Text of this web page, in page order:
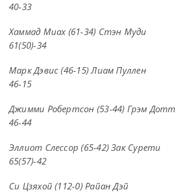
40-33
Хаммад Миах (61-34) Стэн Муди
61(50)-34
Марк Дэвис (46-15) Лиам Пуллен
46-15
Джимми Робертсон (53-44) Грэм Дотт
46-44
Эллиот Слессор (65-42) Зак Сурети
65(57)-42
Си Цзяхой (112-0) Райан Дэй